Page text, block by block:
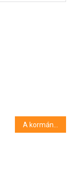
A kormány szerint Magyar Péter támadja a kórházakat